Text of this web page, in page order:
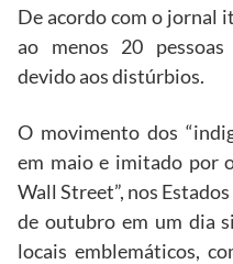
De acordo com o jornal
ao menos 20
devido aos distúrbios.
O movimento dos
em maio e imitado por
Wall Street”, nos
de outubro em um dia
locais emblemáticos,